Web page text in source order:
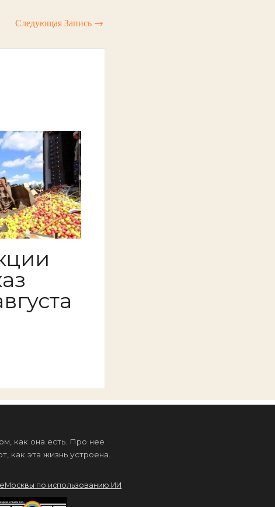
Следующая Запись →
как она есть. Про нее
как эта жизнь устроена.
по использованию ИИ